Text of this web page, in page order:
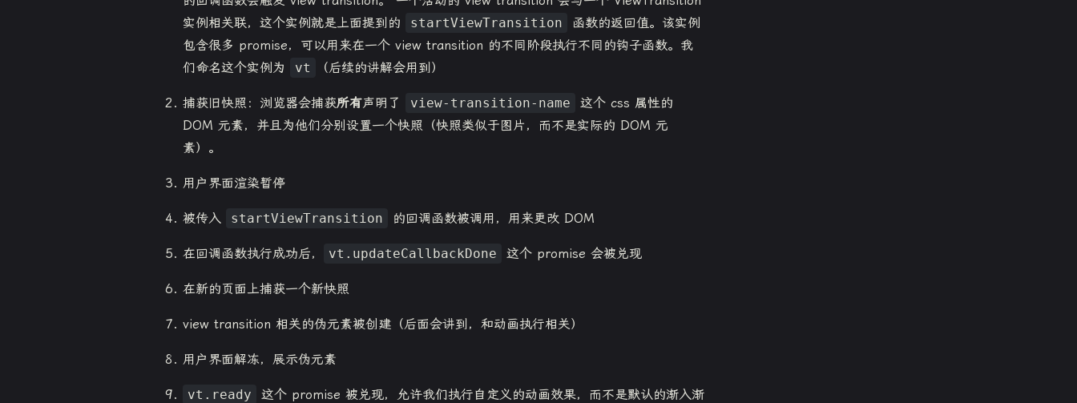
实例相关联，这个实例就是上面提到的
startViewTransition
函数的返回值。该实例
包含很多 promise，可以用来在一个 view transition 的不同阶段执行不同的钩子函数。我
们命名这个实例为
vt （后续的讲解会用到）
捕获旧快照：浏览器会捕获所有声明了 view-transition-name
这个 css 属性的
DOM 元素，并且为他们分别设置一个快照（快照类似于图片，而不是实际的 DOM 元
素）。
用户界面渲染暂停
被传入 startViewTransition 的回调函数被调用，用来更改 DOM
在回调函数执行成功后， vt.updateCallbackDone 这个 promise 会被兑现
在新的页面上捕获一个新快照
view transition 相关的伪元素被创建（后面会讲到，和动画执行相关）
用户界面解冻，展示伪元素
vt.ready
这个 promise 被兑现，允许我们执行自定义的动画效果，而不是默认的渐入渐